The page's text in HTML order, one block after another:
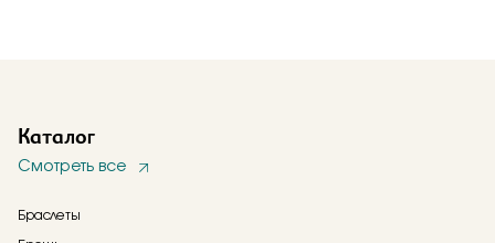
Каталог
Смотреть все
Браслеты